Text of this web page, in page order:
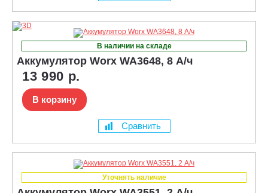
В наличии на складе
Аккумулятор Worx WA3648, 8 А/ч
13 990 р.
В корзину
Сравнить
Уточнять наличие